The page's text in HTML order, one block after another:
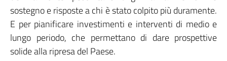
sostegno e risposte a chi è stato colpito più duramente.
E per pianificare investimenti e interventi di medio e
lungo periodo, che permettano di dare prospettive
solide alla ripresa del Paese.